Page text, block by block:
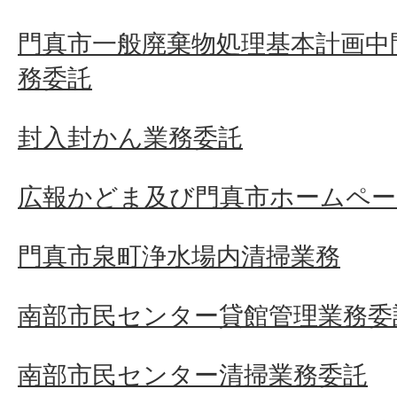
門真市一般廃棄物処理基本計画
務委託
封入封かん業務委託
広報かどま及び門真市ホームペ
門真市泉町浄水場内清掃業務
南部市民センター貸館管理業務
南部市民センター清掃業務委託